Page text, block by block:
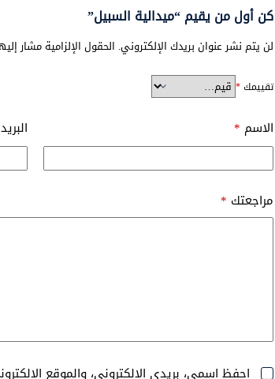
كن أول من يقيم “ميدالية السبيل”
لن يتم نشر عنوان بريدك الإلكتروني. الحقول الإلزامية مشار
تقييمك*
الاسم *
مراجعتك *
احفظ اسمي، بريدي الإلكتروني، والموقع